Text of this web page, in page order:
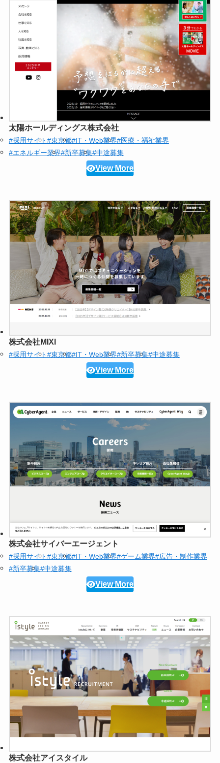
太陽ホールディングス株式会社
#採用サイト#東京都#IT・Web業界#医療・福祉業界
#エネルギー業界#新卒募集#中途募集
View More
株式会社MIXI
#採用サイト#東京都#IT・Web業界#新卒募集#中途募集
View More
株式会社サイバーエージェント
#採用サイト#東京都#IT・Web業界#ゲーム業界#広告・制作業界
#新卒募集#中途募集
View More
株式会社アイスタイル